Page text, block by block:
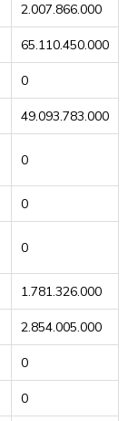
2.007.866.000
65.110.450.000
0
49.093.783.000
0
0
0
1.781.326.000
2.854.005.000
0
0